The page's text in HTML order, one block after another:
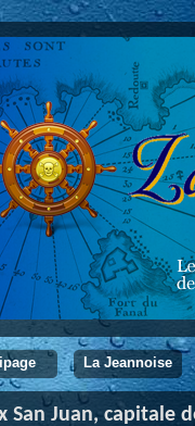
La Jeannoise
San Juan, capitale